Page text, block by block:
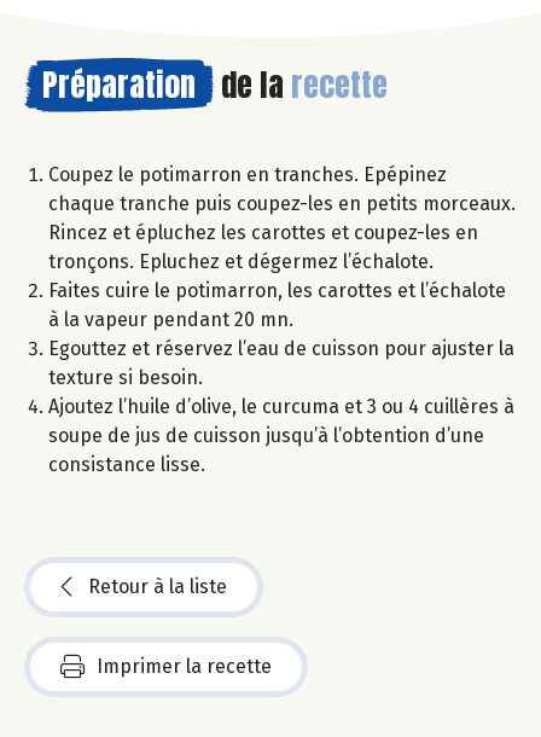
Préparation de la recette
Coupez le potimarron en tranches. Epépinez
chaque tranche puis coupez-les en petits morceaux.
Rincez et épluchez les carottes et coupez-les en
tronçons. Epluchez et dégermez l’échalote.
Faites cuire le potimarron, les carottes et l’échalote
à la vapeur pendant 20 mn.
Egouttez et réservez l’eau de cuisson pour ajuster la
texture si besoin.
Ajoutez l’huile d’olive, le curcuma et 3 ou 4 cuillères à
soupe de jus de cuisson jusqu’à l’obtention d’une
consistance lisse.
Retour à la liste
Imprimer la recette